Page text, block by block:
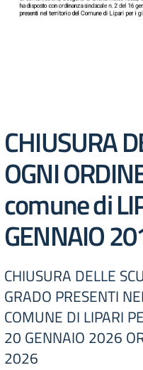
CHIUSURA
OGNI
comune di
GENNAIO
CHIUSURA DELLE
GRADO PRESENTI
COMUNE DI LIPARI
20 GENNAIO 2026
2026